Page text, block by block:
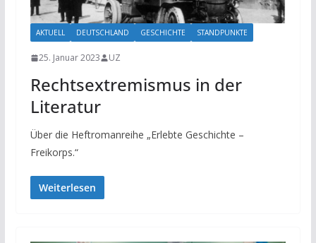
AKTUELL DEUTSCHLAND GESCHICHTE STANDPUNKTE
25. Januar 2023 UZ
Rechtsextremismus in der
Literatur
Über die Heftromanreihe „Erlebte Geschichte –
Freikorps.“
Weiterlesen